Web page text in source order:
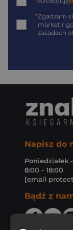
*Zgadzam
zasadach
Napisz do
Poniedziałek
8:00 - 18:00
[email
Bądź z